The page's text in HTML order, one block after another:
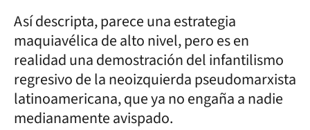
Así descripta, parece una estrategia
maquiavélica de alto nivel, pero es en
realidad una demostración del infantilismo
regresivo de la neoizquierda pseudomarxista
latinoamericana, que ya no engaña a nadie
medianamente avispado.